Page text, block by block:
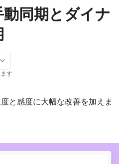
同期とダイナ
More options
す
と感度に大幅な改善を加えま